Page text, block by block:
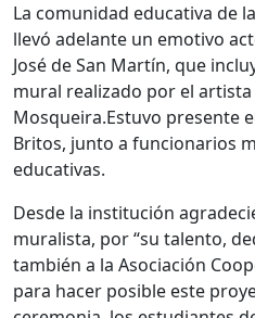
La comunidad educativa de
llevó adelante un emotivo
José de San Martín, que
mural realizado por el
Mosqueira.Estuvo presente
Britos, junto a funcionarios
educativas.
Desde la institución
muralista, por “su talento,
también a la Asociación
para hacer posible este